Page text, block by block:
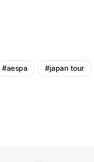
#aespa #japan tour